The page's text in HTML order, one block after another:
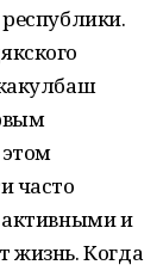
часто
активными и
жизнь. Когда